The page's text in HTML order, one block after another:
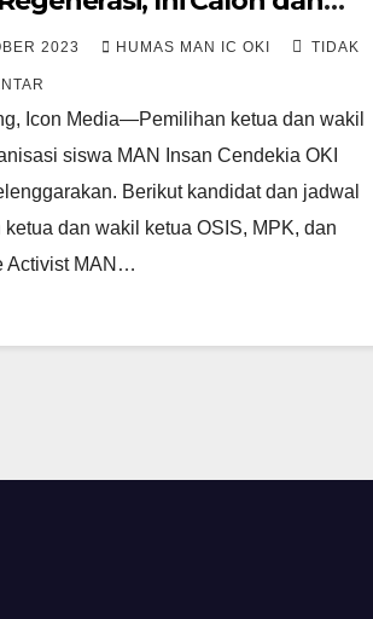
2023 HUMAS MAN IC OKI TIDAK
Icon Media—Pemilihan ketua dan wakil
siswa MAN Insan Cendekia OKI
Berikut kandidat dan jadwal
ketua dan wakil ketua OSIS, MPK, dan
Activist MAN…